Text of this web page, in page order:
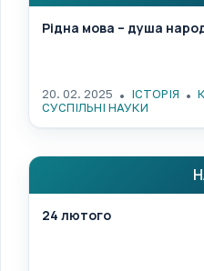
Рідна мова – душа
20. 02. 2025 ІСТОРІЯ
СУСПІЛЬНІ НАУКИ
24 лютого